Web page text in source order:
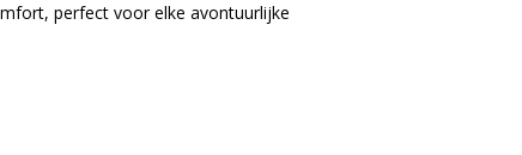
perfect voor elke avontuurlijke